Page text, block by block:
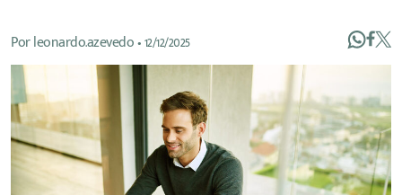
Porleonardo.azevedo•12/12/2025